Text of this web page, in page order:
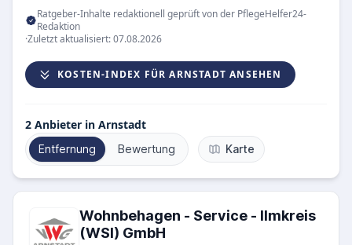
Ratgeber-Inhalte redaktionell geprüft von der PflegeHelfer24-
Redaktion
·Zuletzt aktualisiert: 07.08.2026
KOSTEN-INDEX FÜR ARNSTADT ANSEHEN
2 Anbieter in Arnstadt
Entfernung Bewertung Karte
Wohnbehagen - Service - Ilmkreis
(WSI) GmbH